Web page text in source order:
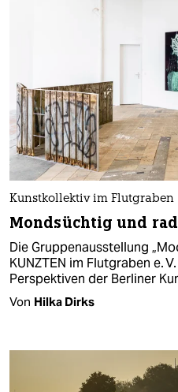
Kunstkollektiv im Flutgraben
Mondsüchtig und
Die Gruppenausstellung
KUNZTEN im Flutgraben e.
Perspektiven der Berliner
Von Hilka Dirks